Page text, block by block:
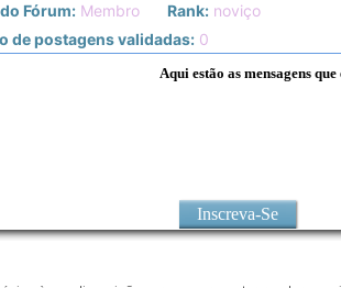
Fórum:Membro Rank:noviço
de postagens validadas:0
Aqui estão as mensagens
Inscreva-Se